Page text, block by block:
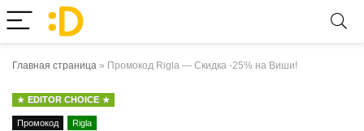
Главная страница » Промокод Rigla — Скидка -25% на Виши!
EDITOR CHOICE
Промокод Rigla